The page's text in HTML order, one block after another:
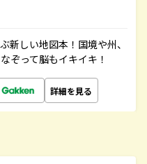
新しい地図本！国境や州、
ぞって脳もイキイキ！
詳細を見る